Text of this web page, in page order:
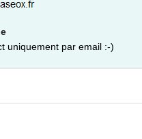
uniquement par email :-)